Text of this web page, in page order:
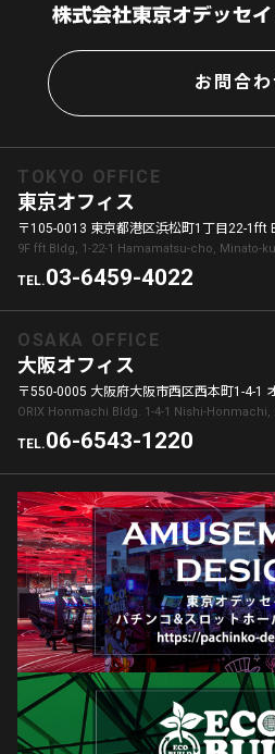
お問合わ
TOKYO OFFICE
東京オフィス
〒105-0013 東京都港区浜松町1丁目22-1fft
9F fft Bldg, 1-22-1 Hamamatsu-cho, Minato-
TEL.03-6459-4022
OSAKA OFFICE
大阪オフィス
〒550-0005 大阪府大阪市西区西本町1-4-1
ORIX Honmachi Bldg. 1-4-1 Nishi-Honmachi,
TEL.06-6543-1220